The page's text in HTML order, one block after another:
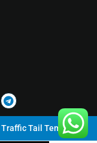
Traffic Tail Templates